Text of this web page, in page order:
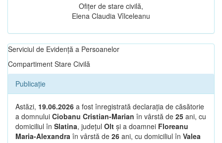
Ofițer de stare civilă,
Elena Claudia Vîlceleanu
Serviciul de Evidență a Persoanelor
Compartiment Stare Civilă
Publicație
Astăzi, 19.06.2026 a fost înregistrată declarația de căsătorie
a domnului Ciobanu Cristian-Marian în vârstă de 25 ani, cu
domiciliul în Slatina, județul Olt și a doamnei Floreanu
Maria-Alexandra în vârstă de 26 ani, cu domiciliul în Valea